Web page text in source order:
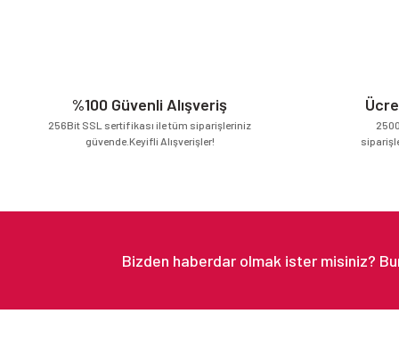
%100 Güvenli Alışveriş
256Bit SSL sertifikası ile tüm siparişleriniz
güvende.Keyifli Alışverişler!